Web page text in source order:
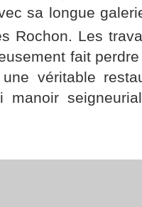
sa longue
Rochon. Les
fait
véritable
manoir